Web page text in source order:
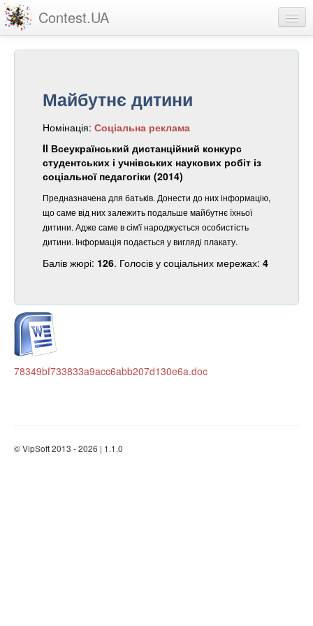
Contest.UA
Статистика
Про проект
Майбутнє дитини
Номінація: Соціальна реклама
II Всеукраїнський дистанційний конкурс
студентських і учнівських наукових робіт із
соціальної педагогіки (2014)
Предназначена для батьків. Донести до них інформацію,
що саме від них залежить подальше майбутнє їхньої
дитини. Адже саме в сім'ї народжується особистість
дитини. Інформація подається у вигляді плакату.
Балів жюрі: 126. Голосів у соціальних мережах: 4
78349bf733833a9acc6abb207d130e6a.doc
© VipSoft 2013 - 2026 | 1.1.0